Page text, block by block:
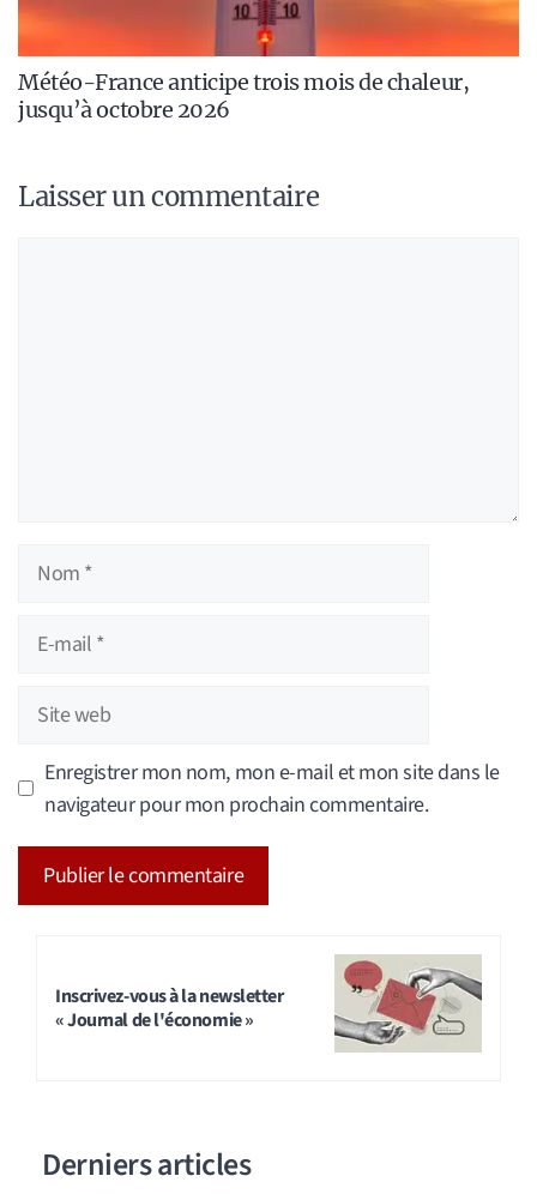
Météo-France anticipe trois mois de chaleur,
jusqu’à octobre 2026
Laisser un commentaire
Nom
Site
web
Enregistrer mon nom, mon e-mail et mon site dans le
navigateur pour mon prochain commentaire.
Inscrivez-vous à la newsletter
« Journal de l'économie »
Derniers articles